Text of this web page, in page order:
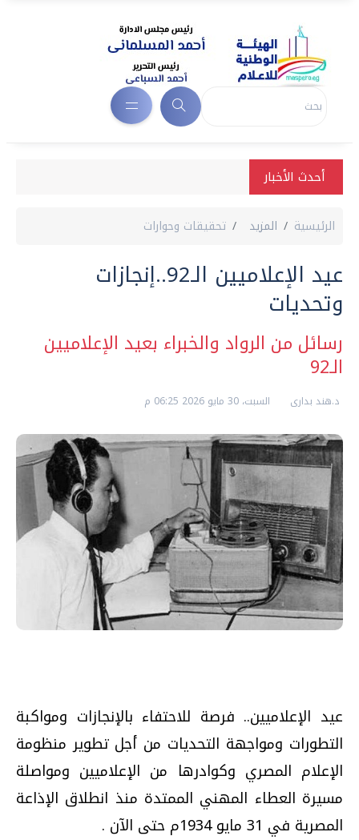
أحدث الأخبار
الرئيسية المزيد تحقيقات وحوارات
عيد الإعلاميين الـ92..إنجازات
وتحديات
رسائل من الرواد والخبراء بعيد الإعلاميين
الـ92
د.هند بدارى السبت، 30 مايو 2026 06:25 م
عيد الإعلاميين.. فرصة للاحتفاء بالإنجازات ومواكبة
التطورات ومواجهة التحديات من أجل تطوير منظومة
الإعلام المصري وكوادرها من الإعلاميين ومواصلة
مسيرة العطاء المهني الممتدة منذ انطلاق الإذاعة
المصرية في 31 مايو 1934م حتى الآن .